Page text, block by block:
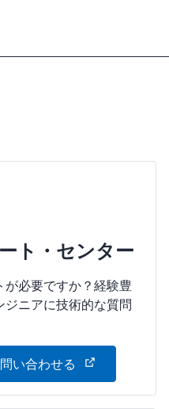
ト・センター
必要ですか？経験豊
ニアに技術的な質問
い合わせる